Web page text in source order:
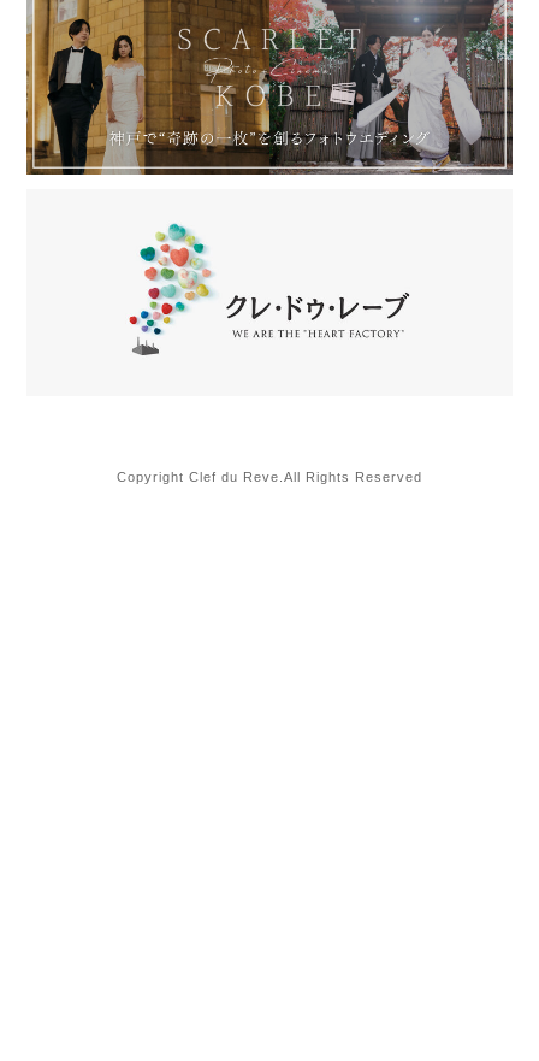
Copyright Clef du Reve.All Rights Reserved